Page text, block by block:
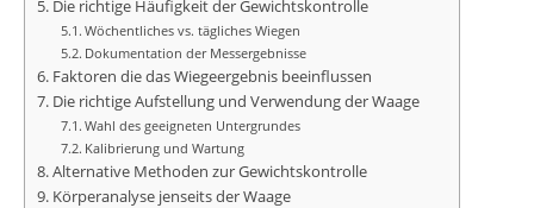
Die richtige Häufigkeit der Gewichtskontrolle
Wöchentliches vs. tägliches Wiegen
Dokumentation der Messergebnisse
Faktoren die das Wiegeergebnis beeinflussen
Die richtige Aufstellung und Verwendung der Waage
Wahl des geeigneten Untergrundes
Kalibrierung und Wartung
Alternative Methoden zur Gewichtskontrolle
Körperanalyse jenseits der Waage